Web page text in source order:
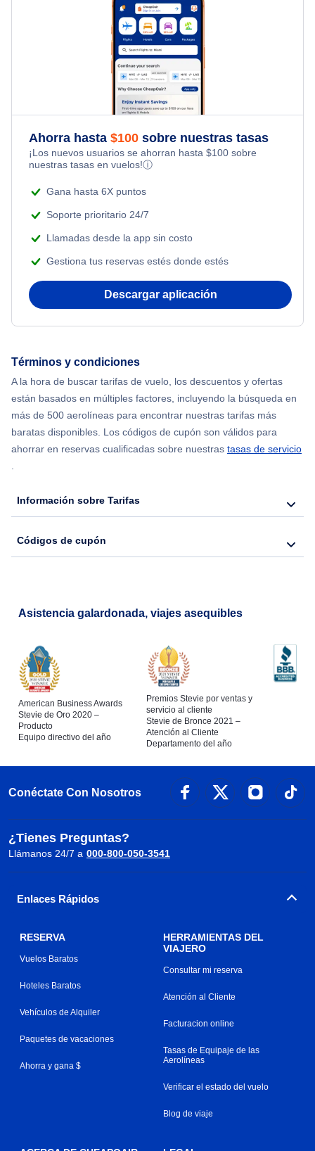
Ahorra hasta $100 sobre nuestras tasas
¡Los nuevos usuarios se ahorran hasta $100 sobre
nuestras tasas en vuelos!ⓘ
Gana hasta 6X puntos
Soporte prioritario 24/7
Llamadas desde la app sin costo
Gestiona tus reservas estés donde estés
Descargar aplicación
Términos y condiciones
A la hora de buscar tarifas de vuelo, los descuentos y ofertas
están basados en múltiples factores, incluyendo la búsqueda en
más de 500 aerolíneas para encontrar nuestras tarifas más
baratas disponibles. Los códigos de cupón son válidos para
ahorrar en reservas cualificadas sobre nuestras tasas de servicio
.
Información sobre Tarifas
Códigos de cupón
Asistencia galardonada, viajes asequibles
American Business Awards
Stevie de Oro 2020 –
Producto
Equipo directivo del año
Premios Stevie por ventas y
servicio al cliente
Stevie de Bronce 2021 –
Atención al Cliente
Departamento del año
Conéctate Con Nosotros
¿Tienes Preguntas?
Llámanos 24/7 a 000-800-050-3541
Enlaces Rápidos
RESERVA
Vuelos Baratos
Hoteles Baratos
Vehículos de Alquiler
Paquetes de vacaciones
Ahorra y gana $
HERRAMIENTAS DEL
VIAJERO
Consultar mi reserva
Atención al Cliente
Facturacion online
Tasas de Equipaje de las
Aerolíneas
Verificar el estado del vuelo
Blog de viaje